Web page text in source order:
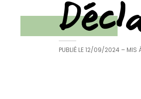
PUBLIÉ LE12/09/2024 – MIS